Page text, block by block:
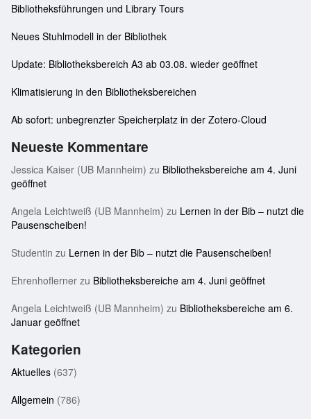
Bibliotheksführungen und Library Tours
Neues Stuhlmodell in der Bibliothek
Update: Bibliotheksbereich A3 ab 03.08. wieder geöffnet
Klimatisierung in den Bibliotheksbereichen
Ab sofort: unbegrenzter Speicherplatz in der Zotero-Cloud
Neueste Kommentare
Jessica Kaiser (UB Mannheim) zu Bibliotheksbereiche am 4. Juni
geöffnet
Angela Leichtweiß (UB Mannheim) zu Lernen in der Bib – nutzt die
Pausenscheiben!
Studentin zu Lernen in der Bib – nutzt die Pausenscheiben!
Ehrenhoflerner zu Bibliotheksbereiche am 4. Juni geöffnet
Angela Leichtweiß (UB Mannheim) zu Bibliotheksbereiche am 6.
Januar geöffnet
Kategorien
Aktuelles (637)
Allgemein (786)